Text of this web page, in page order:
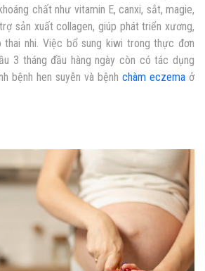
chất như vitamin E, canxi, sắt, magie,
sản xuất collagen, giúp phát triển xương,
thai nhi. Việc bổ sung kiwi trong thực đơn
3 tháng đầu hàng ngày còn có tác dụng
bệnh hen suyễn và bệnh chàm eczema ở